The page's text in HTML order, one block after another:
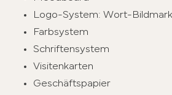
Logo-System: Wort-
Farbsystem
Schriftensystem
Visitenkarten
Geschäftspapier